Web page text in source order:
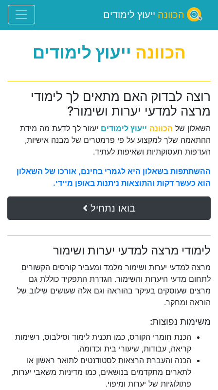
הכוונה ייעוץ לימודים
הכוונה ייעוץ לימודים
רוצה לבדוק האם מתאים לך לימודי
מרצה למדעי יערות ושימור?
השאלון של הכוונה ייעוץ לימודים יעזור לך לדעת מה מידת
ההתאמה שלך למקצוע על פי פרמטרים של מבנה אישיות,
העדפות תעסוקתיות ושאיפות לעתיד.
ההשתתפות בשאלון היא לגמרי בחינם, אורכו של השאלון
הוא כעשר דקות והתוצאות ניתנות באופן מיידי.
בואו נתחיל
לימודי מרצה למדעי יערות ושימור
מרצה למדעי יערות ושימור מלמד ומעביר קורסים הקשורים
לתחום מדעי היערות והשימור. הגדרת התפקיד כוללת גם
מרצים שעוסקים בעיקר בהוראה וגם אלה שעושים שילוב של
הוראה ומחקר.
משימות נפוצות:
הכנת חומרי הקורס, כמו תכנית לימוד וסילבוס, רשימות
קריאה, עבודות, שיעורי בית וכדומה.
הכנה והעברת הרצאות לסטודנטים לתואר ראשון או
לתארים מתקדמים בנושאים, כמו מדיניות משאבי יערות,
פתולוגיות של יערות ומיפוי.